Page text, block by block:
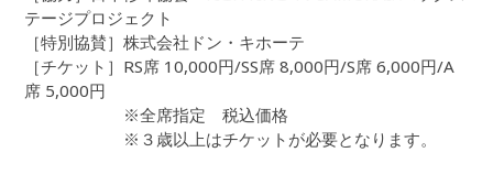
テージプロジェクト
［特別協賛］株式会社ドン・キホーテ
［チケット］RS席 10,000円/SS席 8,000円/S席 6,000円/A
席 5,000円
※全席指定 税込価格
※３歳以上はチケットが必要となります。